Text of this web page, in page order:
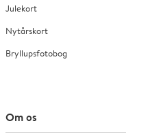
Julekort
Nytårskort
Bryllupsfotobog
Om os